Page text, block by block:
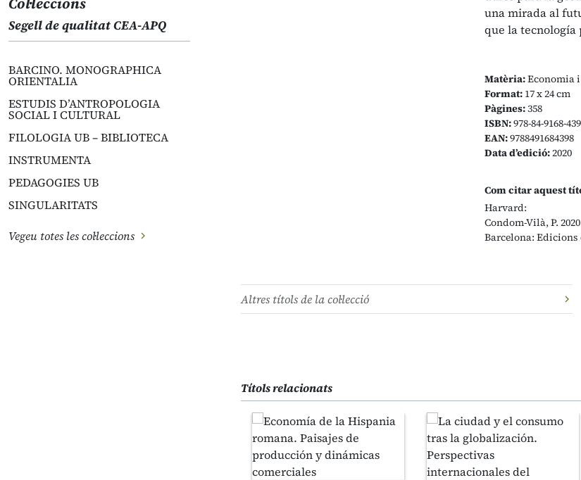
Segell de qualitat CEA-APQ
BARCINO. MONOGRAPHICA
ORIENTALIA
ESTUDIS D’ANTROPOLOGIA
SOCIAL I CULTURAL
FILOLOGIA UB – BIBLIOTECA
INSTRUMENTA
PEDAGOGIES UB
SINGULARITATS
Vegeu totes les col·leccions
una mirada al
que la
Matèria:Economia
Format: 17 x 24 cm
Pàgines:358
ISBN:978-84-9168-
EAN:9788491684398
Data d’edició:2020
Com citar aquest
Harvard:
Condom-Vilà, P.
Barcelona:
Altres títols de la col·lecció
Títols relacionats